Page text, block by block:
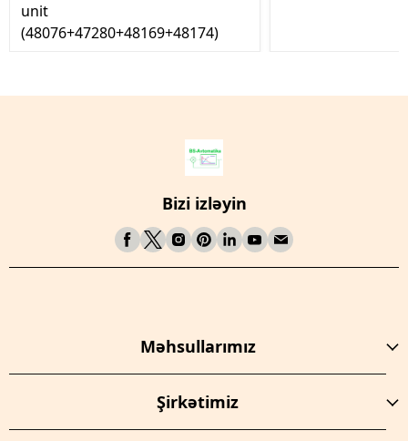
unit
(48076+47280+48169+48174)
Bizi izləyin
Məhsullarımız
Şirkətimiz